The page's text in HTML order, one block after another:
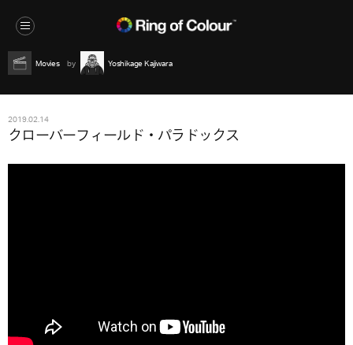
Movies Yoshikage Kajiwara
2019.02.14
クローバーフィールド・パラドックス